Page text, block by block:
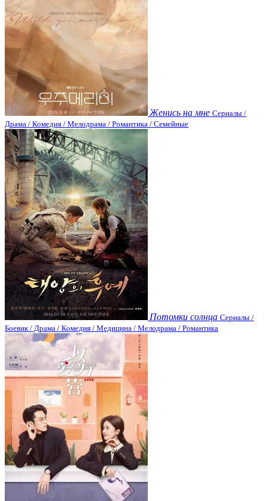
Женись на мне Сериалы /
Драма / Комедия / Мелодрама / Романтика / Семейные
Потомки солнца Сериалы /
Боевик / Драма / Комедия / Медицина / Мелодрама / Романтика